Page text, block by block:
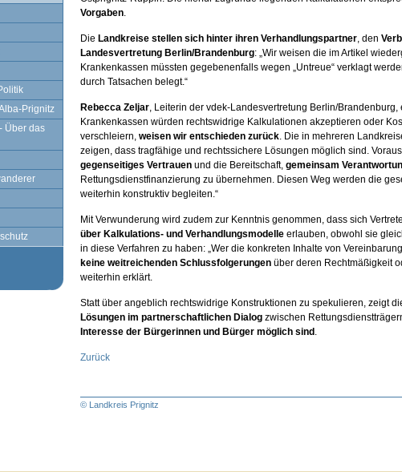
Prignitz
Über das
Vorgaben.
Die Landkreise stellen sich hinter ihren Verhandlungspartner, den
Landesvertretung Berlin/Brandenburg: „Wir weisen die im Artikel
Krankenkassen müssten gegebenenfalls wegen „Untreue“ verklagt
durch Tatsachen belegt.“
Rebecca Zeljar, Leiterin der vdek-Landesvertretung Berlin/Brandenburg,
Krankenkassen würden rechtswidrige Kalkulationen akzeptieren oder
verschleiern, weisen wir entschieden zurück. Die in mehreren
zeigen, dass tragfähige und rechtssichere Lösungen möglich sind.
gegenseitiges Vertrauen und die Bereitschaft, gemeinsam
Rettungsdienstfinanzierung zu übernehmen. Diesen Weg werden die
weiterhin konstruktiv begleiten.“
Mit Verwunderung wird zudem zur Kenntnis genommen, dass sich
über Kalkulations- und Verhandlungsmodelle erlauben, obwohl sie
in diese Verfahren zu haben: „Wer die konkreten Inhalte von
keine weitreichenden Schlussfolgerungen über deren Rechtmäßigkeit
weiterhin erklärt.
Statt über angeblich rechtswidrige Konstruktionen zu spekulieren, zeigt
Lösungen im partnerschaftlichen Dialog zwischen
Interesse der Bürgerinnen und Bürger möglich sind .
Zurück
© Landkreis Prignitz